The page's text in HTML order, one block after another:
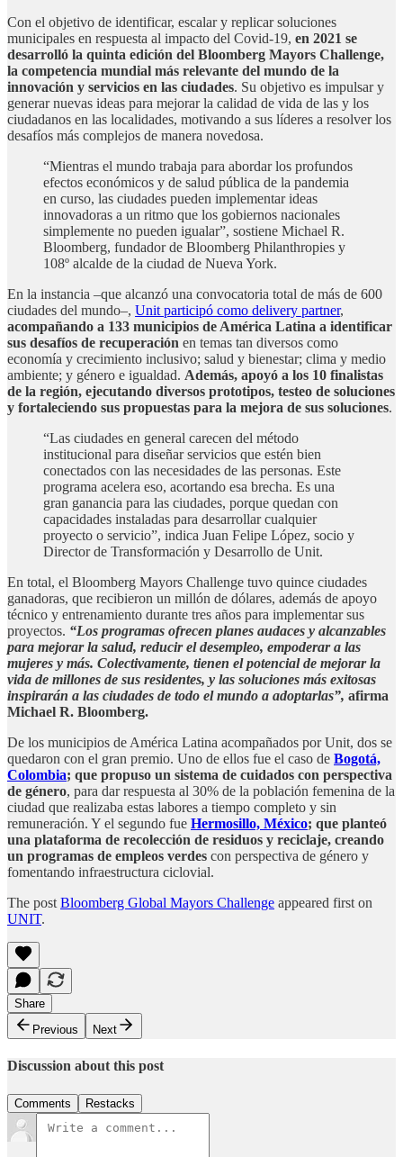
Con el objetivo de identificar, escalar y replicar soluciones
municipales en respuesta al impacto del Covid-19, en 2021 se
desarrolló la quinta edición del Bloomberg Mayors Challenge,
la competencia mundial más relevante del mundo de la
innovación y servicios en las ciudades. Su objetivo es impulsar y
generar nuevas ideas para mejorar la calidad de vida de las y los
ciudadanos en las localidades, motivando a sus líderes a resolver los
desafíos más complejos de manera novedosa.
“Mientras el mundo trabaja para abordar los profundos
efectos económicos y de salud pública de la pandemia
en curso, las ciudades pueden implementar ideas
innovadoras a un ritmo que los gobiernos nacionales
simplemente no pueden igualar”, sostiene Michael R.
Bloomberg, fundador de Bloomberg Philanthropies y
108º alcalde de la ciudad de Nueva York.
En la instancia –que alcanzó una convocatoria total de más de 600
ciudades del mundo–, Unit participó como delivery partner,
acompañando a 133 municipios de América Latina a identificar
sus desafíos de recuperación en temas tan diversos como
economía y crecimiento inclusivo; salud y bienestar; clima y medio
ambiente; y género e igualdad. Además, apoyó a los 10 finalistas
de la región, ejecutando diversos prototipos, testeo de soluciones
y fortaleciendo sus propuestas para la mejora de sus soluciones.
“Las ciudades en general carecen del método
institucional para diseñar servicios que estén bien
conectados con las necesidades de las personas. Este
programa acelera eso, acortando esa brecha. Es una
gran ganancia para las ciudades, porque quedan con
capacidades instaladas para desarrollar cualquier
proyecto o servicio”, indica Juan Felipe López, socio y
Director de Transformación y Desarrollo de Unit.
En total, el Bloomberg Mayors Challenge tuvo quince ciudades
ganadoras, que recibieron un millón de dólares, además de apoyo
técnico y entrenamiento durante tres años para implementar sus
proyectos. “Los programas ofrecen planes audaces y alcanzables
para mejorar la salud, reducir el desempleo, empoderar a las
mujeres y más. Colectivamente, tienen el potencial de mejorar la
vida de millones de sus residentes, y las soluciones más exitosas
inspirarán a las ciudades de todo el mundo a adoptarlas”, afirma
Michael R. Bloomberg.
De los municipios de América Latina acompañados por Unit, dos se
quedaron con el gran premio. Uno de ellos fue el caso de Bogotá,
Colombia; que propuso un sistema de cuidados con perspectiva
de género, para dar respuesta al 30% de la población femenina de la
ciudad que realizaba estas labores a tiempo completo y sin
remuneración. Y el segundo fue Hermosillo, México; que planteó
una plataforma de recolección de residuos y reciclaje, creando
un programas de empleos verdes con perspectiva de género y
fomentando infraestructura ciclovial.
The post Bloomberg Global Mayors Challenge appeared first on
UNIT.
Share
Previous
Next
Discussion about this post
Comments Restacks